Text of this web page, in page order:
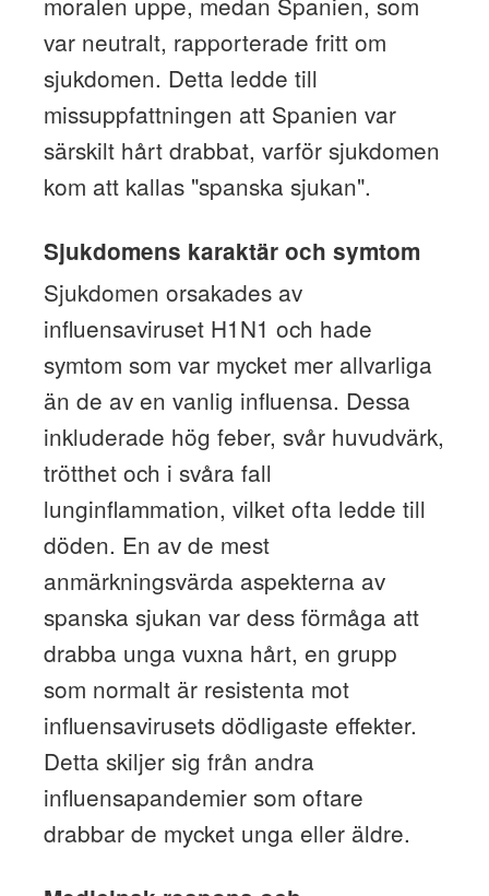
var neutralt, rapporterade fritt om
sjukdomen. Detta ledde till
missuppfattningen att Spanien var
särskilt hårt drabbat, varför sjukdomen
kom att kallas "spanska sjukan".
Sjukdomens karaktär och symtom
Sjukdomen orsakades av
influensaviruset H1N1 och hade
symtom som var mycket mer allvarliga
än de av en vanlig influensa. Dessa
inkluderade hög feber, svår huvudvärk,
trötthet och i svåra fall
lunginflammation, vilket ofta ledde till
döden. En av de mest
anmärkningsvärda aspekterna av
spanska sjukan var dess förmåga att
drabba unga vuxna hårt, en grupp
som normalt är resistenta mot
influensavirusets dödligaste effekter.
Detta skiljer sig från andra
influensapandemier som oftare
drabbar de mycket unga eller äldre.